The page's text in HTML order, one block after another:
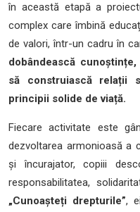
în această etapă a
complex care îmbină
de valori, într-un cadru în
dobândească
să construiască relații
principii solide de viață.
Fiecare activitate este
dezvoltarea armonioasă a
și încurajator, copiii
responsabilitatea,
„Cunoașteți drepturile”,